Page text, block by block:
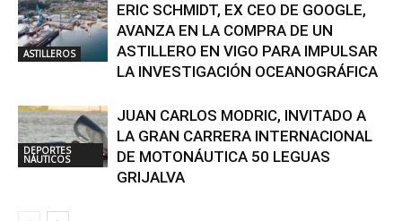
ASTILLEROS
ERIC SCHMIDT, EX CEO DE GOOGLE,
AVANZA EN LA COMPRA DE UN
ASTILLERO EN VIGO PARA IMPULSAR
LA INVESTIGACIÓN OCEANOGRÁFICA
DEPORTES
NÁUTICOS
JUAN CARLOS MODRIC, INVITADO A
LA GRAN CARRERA INTERNACIONAL
DE MOTONÁUTICA 50 LEGUAS
GRIJALVA